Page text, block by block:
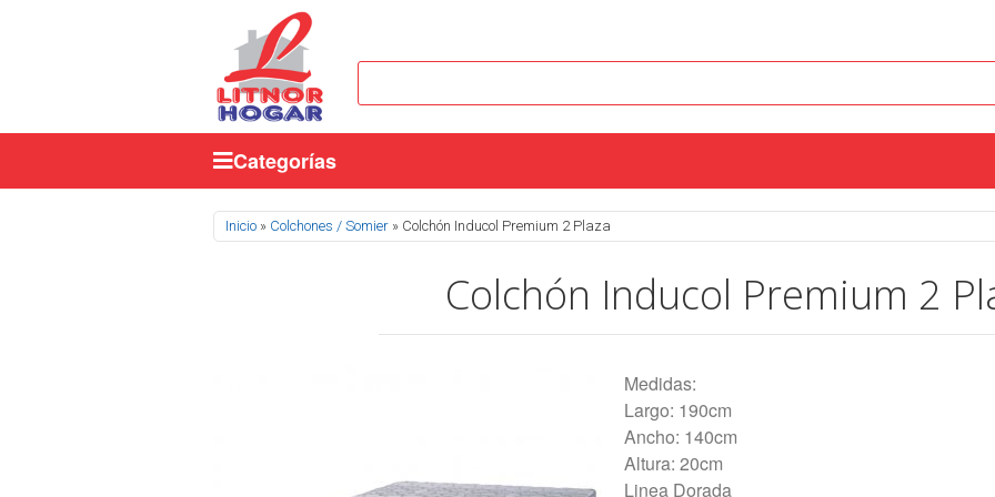
Categorías
Se encuentra usted aquí
Inicio » Colchones / Somier » Colchón Inducol Premium 2 Plaza
Colchón Inducol Premium 2
Medidas:
Largo: 190cm
Ancho: 140cm
Altura: 20cm
Linea Dorada